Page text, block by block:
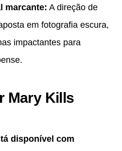
marcante: A direção de
em fotografia escura,
impactantes para
Mary Kills
disponível com